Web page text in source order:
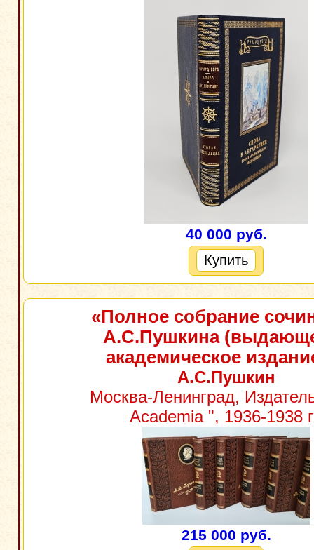
40 000 руб.
Купить
«Полное собрание
А.С.Пушкина
академическое
А.С.Пушкин
Москва-Ленинград,
Academia ", 1936-1938
215 000 руб.